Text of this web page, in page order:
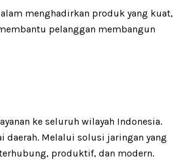
menghadirkan produk yang kuat,
pelanggan membangun
ke seluruh wilayah Indonesia.
Melalui solusi jaringan yang
produktif, dan modern.